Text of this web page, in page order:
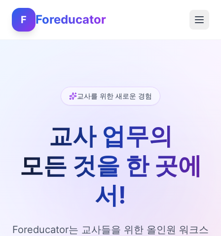
F Foreducator
교사를 위한 새로운 경험
교사 업무의
모든 것을 한 곳에
서!
Foreducator는 교사들을 위한 올인원 워크스